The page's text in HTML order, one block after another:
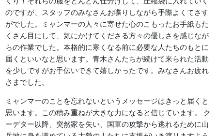
のですが、スタッフのみなさんお喋りしながら手際よくてさす
がでした。ミャンマーの人々に寄せた心のこもったお手紙もた
くさん目にして、気にかけてくださる方々の優しさを感じなが
らの作業でした。本格的に寒くなる前に必要な人たちのもとに
届くといいなと思います。青木さんたちが続けて来られた活動
を少しですがお手伝いできて嬉しかったです。みなさんお疲れ
さまでした。
ミャンマーのことを忘れないというメッセージはきっと届くと
思います。この積み重ねが大きな力になると信じています。 ク
ーデター以降、突然家を失い、国軍の攻撃から逃れるために山